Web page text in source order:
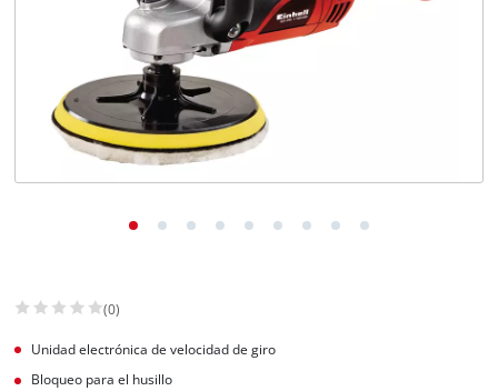
(0)
Unidad electrónica de velocidad de giro
Bloqueo para el husillo